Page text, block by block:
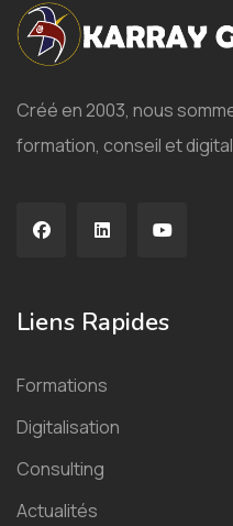
Créé en 2003, nous
formation, conseil et
Liens Rapides
Formations
Digitalisation
Consulting
Actualités